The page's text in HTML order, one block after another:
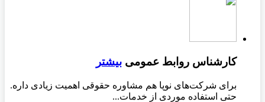
کارشناس روابط عمومی بیشتر
برای شرکت‌های نوپا هم مشاوره حقوقی اهمیت زیادی داره.
حتی استفاده موردی از خدمات...